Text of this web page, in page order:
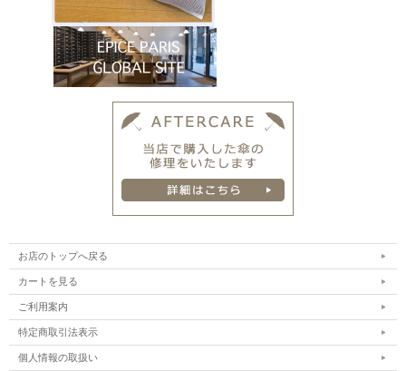
お店のトップへ戻る
カートを見る
ご利用案内
特定商取引法表示
個人情報の取扱い